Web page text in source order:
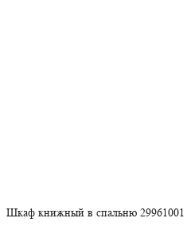
Шкаф книжный в спальню 29961001